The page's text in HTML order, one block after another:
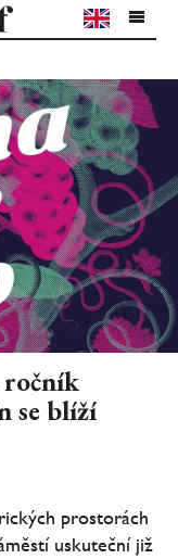
ročník
se blíží
prostorách
uskuteční již